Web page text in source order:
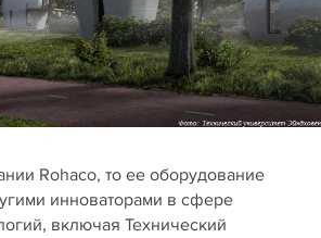
Rohaco, то ее оборудование
инноваторами в сфере
включая Технический